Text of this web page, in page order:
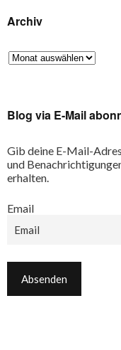
Archiv
Blog via E-Mail
Gib deine E-Mail-
und
erhalten.
Email